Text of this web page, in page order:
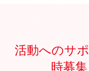
活動へのサ
時募